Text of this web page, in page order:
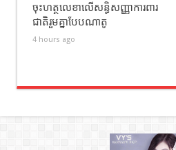
ចុះហត្ថលេខាលើសន្ធិសញ្ញាការពារ
ជាតិរួមគ្នាបែបណាតូ
4 hours ago